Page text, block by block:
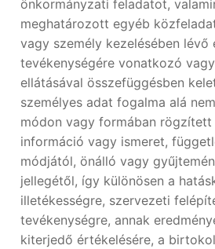
önkormányzati feladatot,
meghatározott egyéb
vagy személy kezelésében lévő
tevékenységére vonatkozó
ellátásával összefüggésben
személyes adat fogalma alá
módon vagy formában rögzített
információ vagy ismeret,
módjától, önálló vagy
jellegétől, így különösen a
illetékességre, szervezeti
tevékenységre, annak
kiterjedő értékelésére, a